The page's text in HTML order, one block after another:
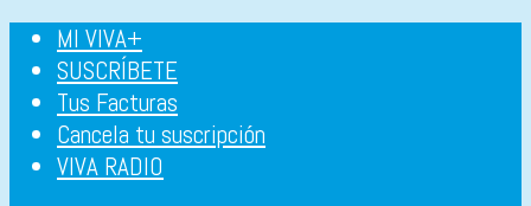
MI VIVA+
SUSCRÍBETE
Tus Facturas
Cancela tu suscripción
VIVA RADIO